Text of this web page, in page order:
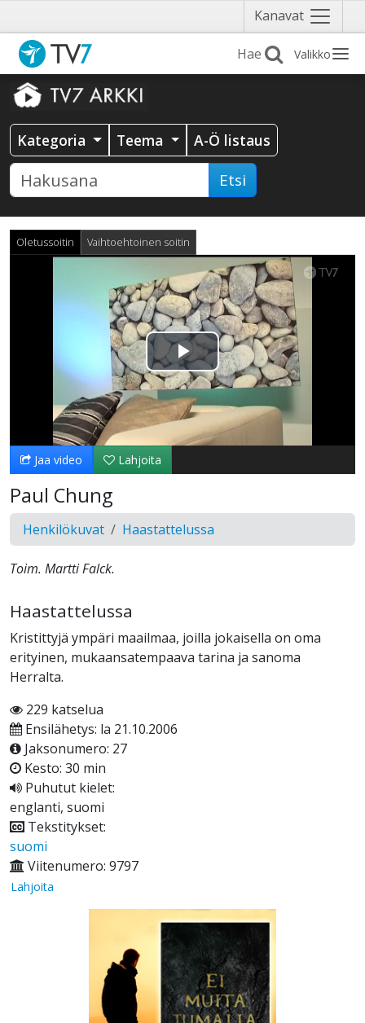
Kanavat Näytä
valikko
Valikko
Kategoria Teema A-Ö listaus
Etsi
Oletussoitin Vaihtoehtoinen soitin
Toista
Video
Jaa video Lahjoita
Paul Chung
Henkilökuvat Haastattelussa
Toim. Martti Falck.
Haastattelussa
Kristittyjä ympäri maailmaa, joilla jokaisella on oma
erityinen, mukaansatempaava tarina ja sanoma
Herralta.
229 katselua
Ensilähetys: la 21.10.2006
Jaksonumero: 27
Kesto: 30 min
Puhutut kielet:
englanti, suomi
Tekstitykset:
suomi
Viitenumero: 9797
Lahjoita